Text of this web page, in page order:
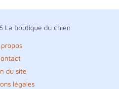
La boutique du chien
du site
légales